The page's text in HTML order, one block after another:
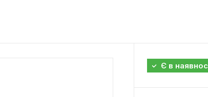
Є в